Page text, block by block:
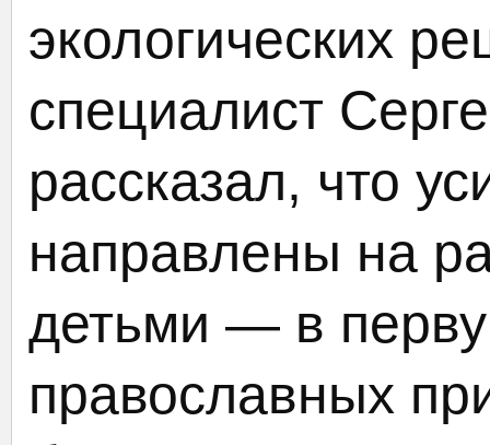
экологических
специалист
рассказал, что
направлены на
детьми — в
православных